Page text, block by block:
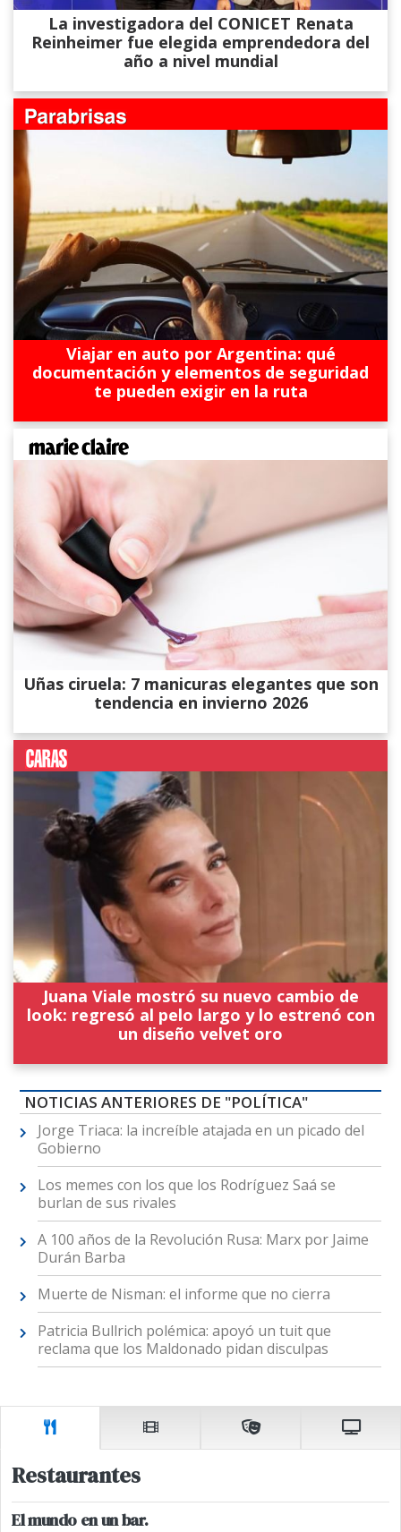
La investigadora del CONICET Renata
Reinheimer fue elegida emprendedora del
año a nivel mundial
Viajar en auto por Argentina: qué
documentación y elementos de seguridad
te pueden exigir en la ruta
Uñas ciruela: 7 manicuras elegantes que son
tendencia en invierno 2026
Juana Viale mostró su nuevo cambio de
look: regresó al pelo largo y lo estrenó con
un diseño velvet oro
NOTICIAS ANTERIORES DE "POLÍTICA"
Jorge Triaca: la increíble atajada en un picado del
Gobierno
Los memes con los que los Rodríguez Saá se
burlan de sus rivales
A 100 años de la Revolución Rusa: Marx por Jaime
Durán Barba
Muerte de Nisman: el informe que no cierra
Patricia Bullrich polémica: apoyó un tuit que
reclama que los Maldonado pidan disculpas
Restaurantes
El mundo en un bar.